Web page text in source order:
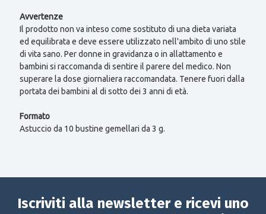
Avvertenze
Il prodotto non va inteso come sostituto di una dieta variata
ed equilibrata e deve essere utilizzato nell'ambito di uno stile
di vita sano. Per donne in gravidanza o in allattamento e
bambini si raccomanda di sentire il parere del medico. Non
superare la dose giornaliera raccomandata. Tenere fuori dalla
portata dei bambini al di sotto dei 3 anni di età.
Formato
Astuccio da 10 bustine gemellari da 3 g.
Iscriviti alla newsletter e ricevi uno